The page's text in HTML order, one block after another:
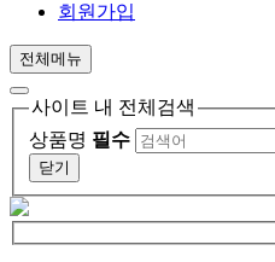
회원가입
전체메뉴
사이트 내 전체검색
상품명 필수
닫기